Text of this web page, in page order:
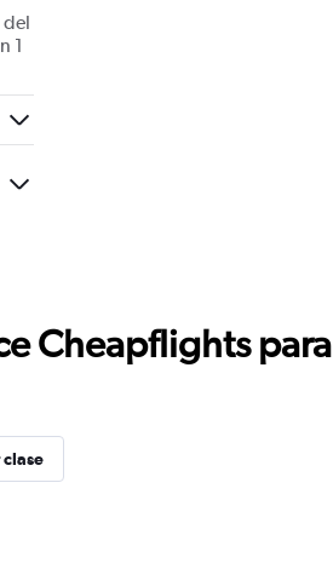
del
1
Cheapflights para
clase